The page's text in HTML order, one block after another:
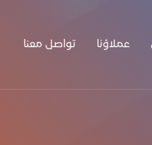
عملاؤنا تواصل معنا